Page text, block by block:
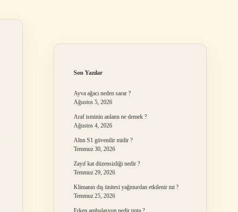
Son Yazılar
Ayva ağacı neden sarar ?
Ağustos 5, 2026
Araf isminin anlamı ne demek ?
Ağustos 4, 2026
Altın S1 güvenilir midir ?
Temmuz 30, 2026
Zayıf kat düzensizliği nedir ?
Temmuz 29, 2026
Klimanın dış ünitesi yağmurdan etkilenir mi ?
Temmuz 25, 2026
Erken ambulasyon nedir tıpta ?